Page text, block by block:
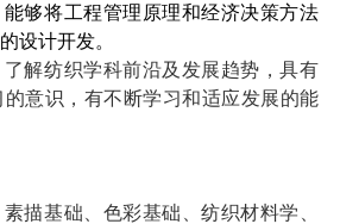
能够将工程管理原理和经济决策方法
设计开发。
了解纺织学科前沿及发展趋势，具有
意识，有不断学习和适应发展的能
描基础、色彩基础、纺织材料学、